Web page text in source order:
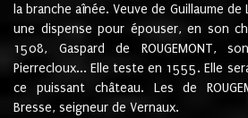
la branche aînée. Veuve de Guillaume de
une dispense pour épouser, en son
1508, Gaspard de ROUGEMONT,
Pierrecloux... Elle teste en 1555. Elle
ce puissant château. Les de
Bresse, seigneur de Vernaux.